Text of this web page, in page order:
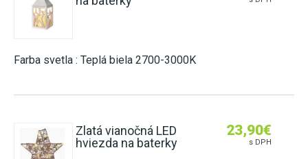
Farba svetla : Teplá biela 2700-3000K
Zlatá vianočná LED
hviezda na baterky
23,90€
s DPH